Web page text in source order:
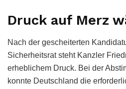
Druck auf Merz
Nach der gescheiterten
Sicherheitsrat steht Kanzler
erheblichem Druck. Bei der
konnte Deutschland die